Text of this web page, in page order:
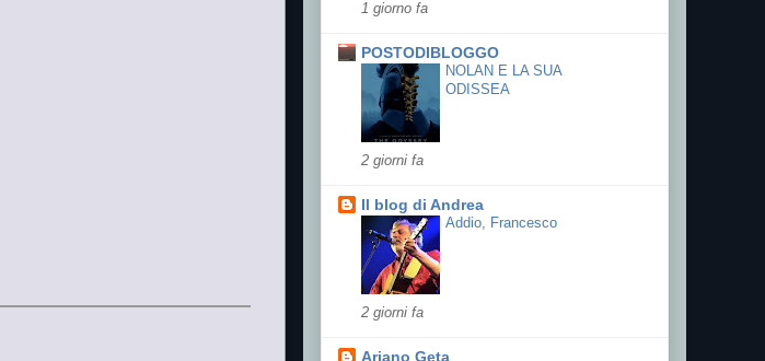
1 giorno fa
POSTODIBLOGGO
NOLAN E LA SUA
ODISSEA
2 giorni fa
Il blog di Andrea
Addio, Francesco
2 giorni fa
Ariano Geta